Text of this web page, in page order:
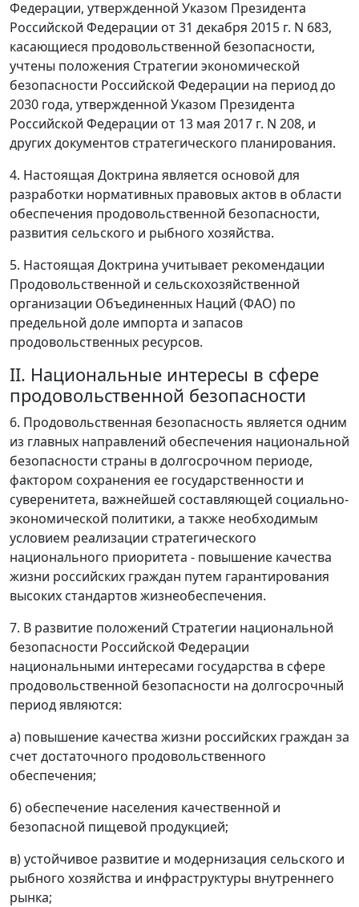
Федерации, утвержденной Указом Президента
Российской Федерации от 31 декабря 2015 г. N 683,
касающиеся продовольственной безопасности,
учтены положения Стратегии экономической
безопасности Российской Федерации на период до
2030 года, утвержденной Указом Президента
Российской Федерации от 13 мая 2017 г. N 208, и
других документов стратегического планирования.
4. Настоящая Доктрина является основой для
разработки нормативных правовых актов в области
обеспечения продовольственной безопасности,
развития сельского и рыбного хозяйства.
5. Настоящая Доктрина учитывает рекомендации
Продовольственной и сельскохозяйственной
организации Объединенных Наций (ФАО) по
предельной доле импорта и запасов
продовольственных ресурсов.
II. Национальные интересы в сфере
продовольственной безопасности
6. Продовольственная безопасность является одним
из главных направлений обеспечения национальной
безопасности страны в долгосрочном периоде,
фактором сохранения ее государственности и
суверенитета, важнейшей составляющей социально-
экономической политики, а также необходимым
условием реализации стратегического
национального приоритета - повышение качества
жизни российских граждан путем гарантирования
высоких стандартов жизнеобеспечения.
7. В развитие положений Стратегии национальной
безопасности Российской Федерации
национальными интересами государства в сфере
продовольственной безопасности на долгосрочный
период являются:
а) повышение качества жизни российских граждан за
счет достаточного продовольственного
обеспечения;
б) обеспечение населения качественной и
безопасной пищевой продукцией;
в) устойчивое развитие и модернизация сельского и
рыбного хозяйства и инфраструктуры внутреннего
рынка;